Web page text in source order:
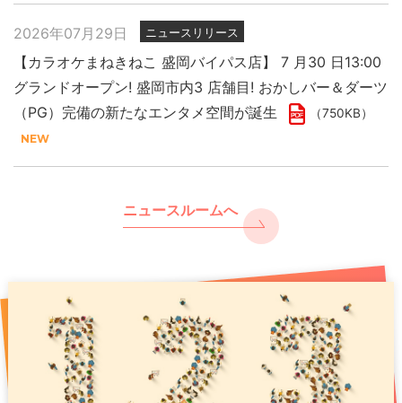
2026年07月29日 ニュースリリース
【カラオケまねきねこ 盛岡バイパス店】 7 月30 日13:00
グランドオープン! 盛岡市内3 店舗目! おかしバー＆ダーツ
（PG）完備の新たなエンタメ空間が誕生
（750KB）
ニュースルームへ
「令和８年熊本地震」義援金募金活動実施のお知らせ
（171KB）
2026年07月14日 PR
プレスリリース
現代人のストレスをカラオケで浄化 年末年始は “歌で厄祓
（891KB）
2025年11月07日 プレスリリース
ニュースリリース
【カラオケまねきねこ 千歳駅前店】8月7日17:00グランド
オープン！ 千歳駅出てすぐ！駅直下の好ロケーションで
お得な記念イベントも開催！
（661KB）